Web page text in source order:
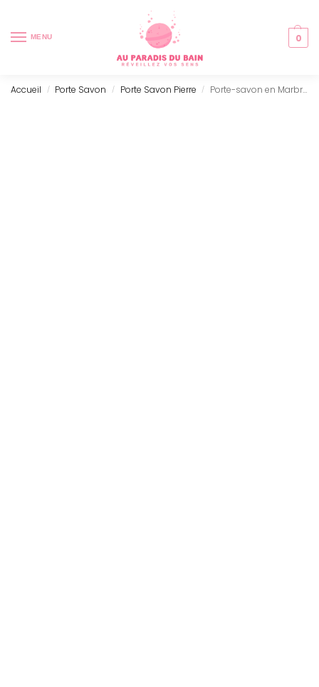
MENU 0
Accueil / Porte Savon / Porte Savon Pierre / Porte-savon en Marbre Noir Ovale